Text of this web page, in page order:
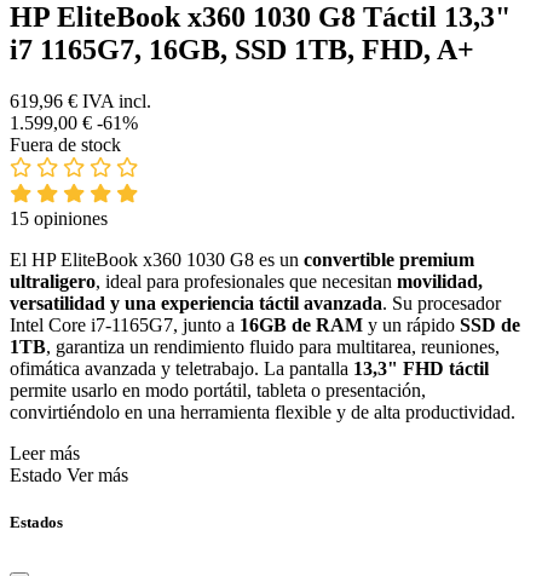
HP EliteBook x360 1030 G8 Táctil 13,3"
i7 1165G7, 16GB, SSD 1TB, FHD, A+
619,96 € IVA incl.
1.599,00 € -61%
Fuera de stock
15 opiniones
El HP EliteBook x360 1030 G8 es un convertible premium
ultraligero, ideal para profesionales que necesitan movilidad,
versatilidad y una experiencia táctil avanzada. Su procesador
Intel Core i7-1165G7, junto a 16GB de RAM y un rápido SSD de
1TB, garantiza un rendimiento fluido para multitarea, reuniones,
ofimática avanzada y teletrabajo. La pantalla 13,3" FHD táctil
permite usarlo en modo portátil, tableta o presentación,
convirtiéndolo en una herramienta flexible y de alta productividad.
Leer más
Estado Ver más
Estados